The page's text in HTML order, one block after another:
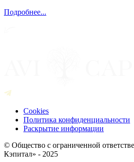
Подробнее...
Cookies
Политика конфиденциальности
Раскрытие информации
© Общество с ограниченной
Кэпитал» - 2025